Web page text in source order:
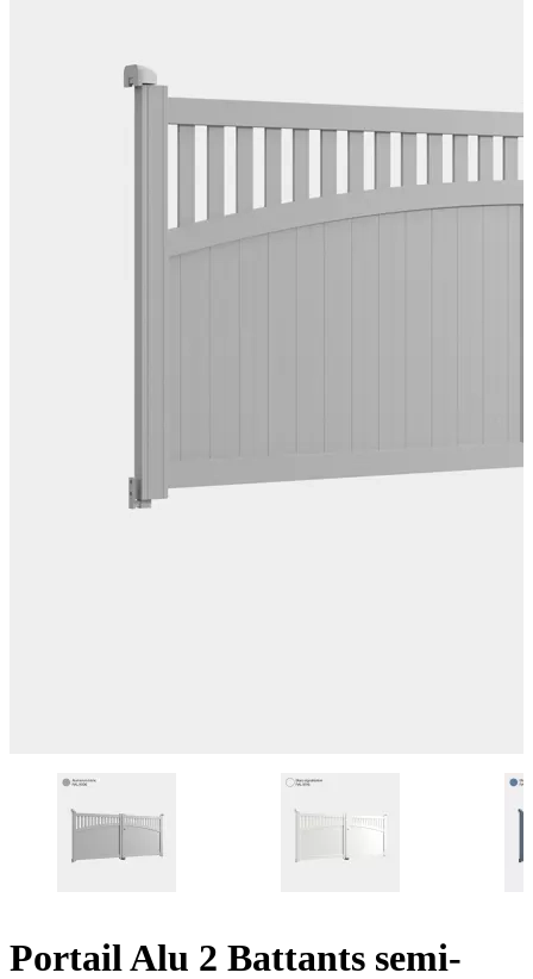
Portail Alu 2 Battants semi-